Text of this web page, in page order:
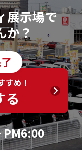
展示場で
か？
すめ！
る
PM6:00